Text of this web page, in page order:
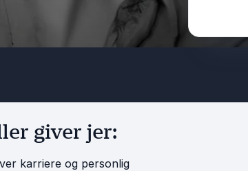
giver jer:
karriere og personlig